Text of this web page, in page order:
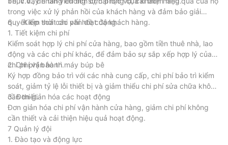
trong việc xử lý phản hồi của khách hàng và đảm bảo giải
quyết kịp thời các vấn đề của khách hàng.
6 、 Kiểm soát chi phí hoạt động
1. Tiết kiệm chi phí
Kiểm soát hợp lý chi phí cửa hàng, bao gồm tiền thuê nhà, lao
động và các chi phí khác, để đảm bảo sự sắp xếp hợp lý của
chi phí vận hành.
2. Chi phí bảo trì máy búp bê
Ký hợp đồng bảo trì với các nhà cung cấp, chi phí bảo trì kiểm
soát, giảm tỷ lệ lỗi thiết bị và giảm thiểu chi phí sửa chữa không
cần thiết.
3. Đơn giản hóa các hoạt động
Đơn giản hóa chi phí vận hành cửa hàng, giảm chi phí không
cần thiết và cải thiện hiệu quả hoạt động.
7 Quản lý đội
1. Đào tạo và động lực